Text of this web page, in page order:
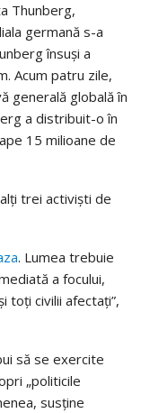
Thunberg,
germană s-a
însuși a
Acum patru zile,
generală globală în
a distribuit-o în
15 milioane de
trei activiști de
. Lumea trebuie
a focului,
toți civilii afectați”,
să se exercite
„politicile
susține